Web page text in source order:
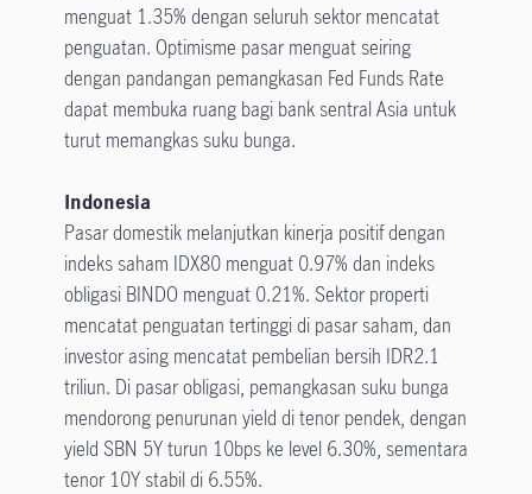
menguat 1.35% dengan seluruh sektor mencatat
penguatan. Optimisme pasar menguat seiring
dengan pandangan pemangkasan Fed Funds Rate
dapat membuka ruang bagi bank sentral Asia untuk
turut memangkas suku bunga.
Indonesia
Pasar domestik melanjutkan kinerja positif dengan
indeks saham IDX80 menguat 0.97% dan indeks
obligasi BINDO menguat 0.21%. Sektor properti
mencatat penguatan tertinggi di pasar saham, dan
investor asing mencatat pembelian bersih IDR2.1
triliun. Di pasar obligasi, pemangkasan suku bunga
mendorong penurunan yield di tenor pendek, dengan
yield SBN 5Y turun 10bps ke level 6.30%, sementara
tenor 10Y stabil di 6.55%.